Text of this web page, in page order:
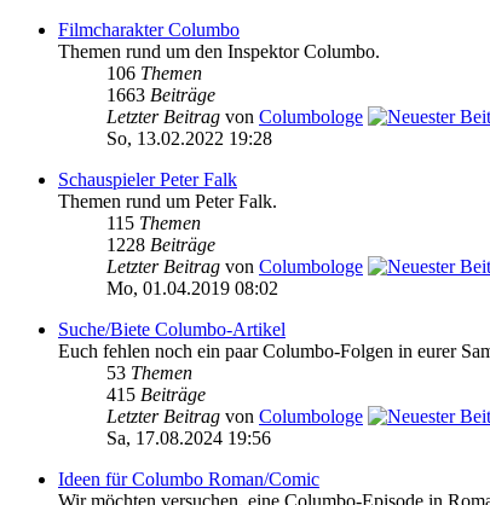
Filmcharakter Columbo
Themen rund um den Inspektor Columbo.
106 Themen
1663 Beiträge
Letzter Beitrag von Columbologe
So, 13.02.2022 19:28
Schauspieler Peter Falk
Themen rund um Peter Falk.
115 Themen
1228 Beiträge
Letzter Beitrag von Columbologe
Mo, 01.04.2019 08:02
Suche/Biete Columbo-Artikel
Euch fehlen noch ein paar Columbo-Folgen in eurer
53 Themen
415 Beiträge
Letzter Beitrag von Columbologe
Sa, 17.08.2024 19:56
Ideen für Columbo Roman/Comic
Wir möchten versuchen, eine Columbo-Episode in